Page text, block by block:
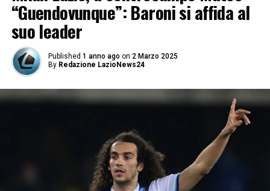
“Guendovunque”: Baroni si affida al
suo leader
Published 1 anno ago on 2 Marzo 2025
By Redazione LazioNews24